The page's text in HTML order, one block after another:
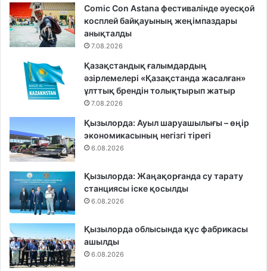
Comic Con Astana фестивалінде әуесқой
косплей байқауының жеңімпаздары
анықталды
7.08.2026
Қазақстандық ғалымдардың
әзірлемелері «Қазақстанда жасалған»
ұлттық брендін толықтырып жатыр
7.08.2026
Қызылорда: Ауыл шаруашылығы – өңір
экономикасының негізгі тірегі
6.08.2026
Қызылорда: Жаңақорғанда су тарату
станциясы іске қосылды
6.08.2026
Қызылорда облысында құс фабрикасы
ашылды
6.08.2026